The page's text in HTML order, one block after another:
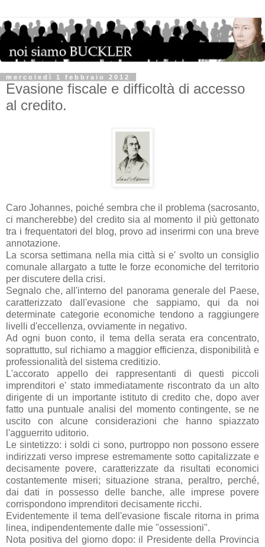
mercoledì 1 febbraio 2012
Evasione fiscale e difficoltà di accesso
al credito.
Caro Johannes, poiché sembra che il problema (sacrosanto,
ci mancherebbe) del credito sia al momento il più gettonato
tra i frequentatori del blog, provo ad inserirmi con una breve
annotazione.
La scorsa settimana nella mia città si e' svolto un consiglio
comunale allargato a tutte le forze economiche del territorio
per discutere della crisi.
Segnalo che, all'interno del panorama generale del Paese,
caratterizzato dall'evasione che sappiamo, qui da noi
determinate categorie economiche tendono a raggiungere
livelli d'eccellenza, ovviamente in negativo.
Ad ogni buon conto, il tema della serata era concentrato,
soprattutto, sul richiamo a maggior efficienza, disponibilità e
professionalità del sistema creditizio.
L'accorato appello dei rappresentanti di questi piccoli
imprenditori e' stato immediatamente riscontrato da un alto
dirigente di un importante istituto di credito che, dopo aver
fatto una puntuale analisi del momento contingente, se ne
uscito con alcune considerazioni che hanno spiazzato
l'agguerrito uditorio.
Le sintetizzo: i soldi ci sono, purtroppo non possono essere
indirizzati verso imprese estremamente sotto capitalizzate e
decisamente povere, caratterizzate da risultati economici
costantemente miseri; situazione strana, peraltro, perché,
dai dati in possesso delle banche, alle imprese povere
corrispondono imprenditori decisamente ricchi.
Evidentemente il tema dell'evasione fiscale ritorna in prima
linea, indipendentemente dalle mie "ossessioni".
Nota positiva del giorno dopo: il Presidente della Provincia